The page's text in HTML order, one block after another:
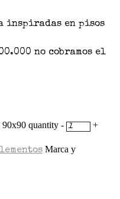
inspiradas en pisos
no cobramos el
90x90 quantity - +
Marca y